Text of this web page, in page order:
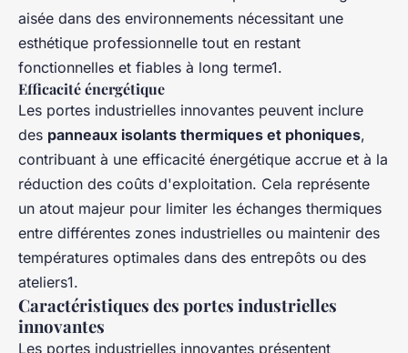
aisée dans des environnements nécessitant une
esthétique professionnelle tout en restant
fonctionnelles et fiables à long terme1.
Efficacité énergétique
Les portes industrielles innovantes peuvent inclure
des panneaux isolants thermiques et phoniques,
contribuant à une efficacité énergétique accrue et à la
réduction des coûts d'exploitation. Cela représente
un atout majeur pour limiter les échanges thermiques
entre différentes zones industrielles ou maintenir des
températures optimales dans des entrepôts ou des
ateliers1.
Caractéristiques des portes industrielles
innovantes
Les portes industrielles innovantes présentent